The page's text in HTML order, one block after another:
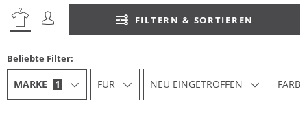
FILTERN & SORTIEREN
Beliebte Filter:
MARKE 1 FÜR NEU EINGETROFFEN FARBE